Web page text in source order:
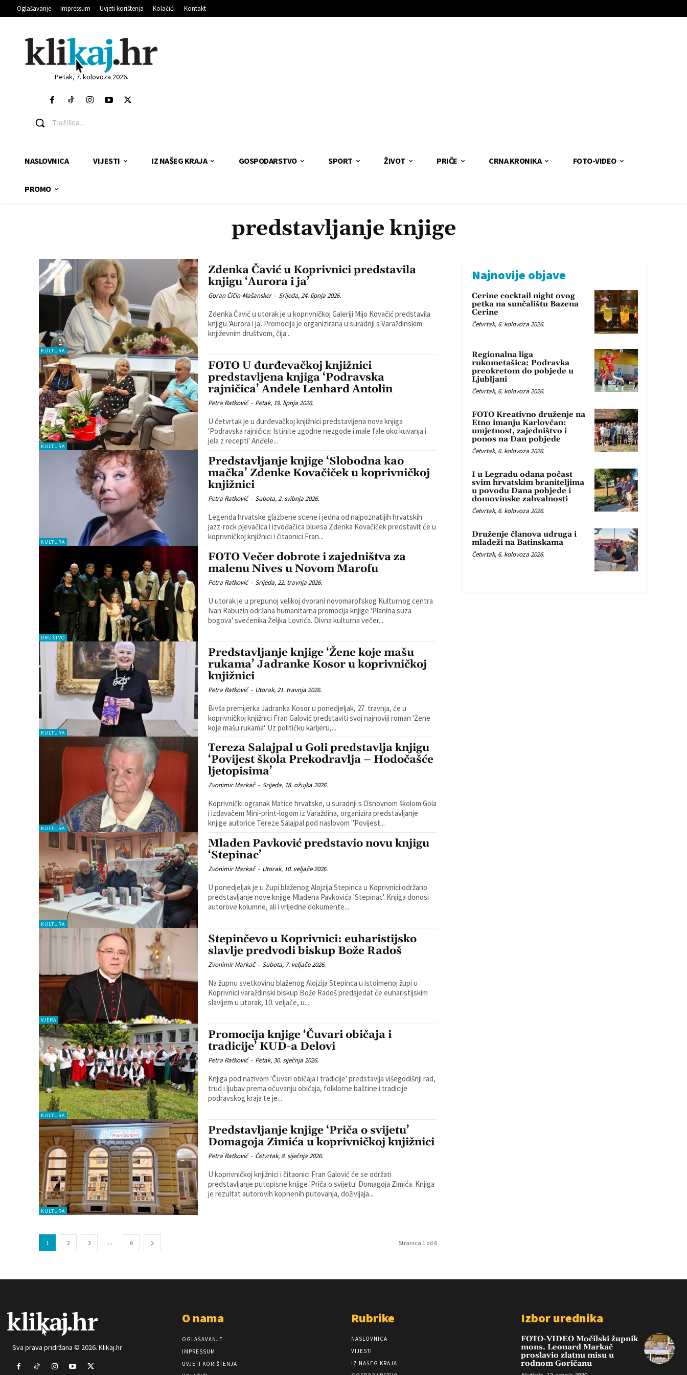
Oglašavanje Impressum Uvjeti korištenja Kolačići Kontakt
Petak, 7. kolovoza 2026.
Tražilica...
NASLOVNICA VIJESTI IZ NAŠEG KRAJA GOSPODARSTVO SPORT ŽIVOT PRIČE CRNA KRONIKA FOTO-VIDEO
PROMO
predstavljanje knjige
KULTURA
Zdenka Čavić u Koprivnici predstavila
knjigu ‘Aurora i ja’
Goran Čičin-Mašansker - Srijeda, 24. lipnja 2026.
Zdenka Čavić u utorak je u koprivničkoj Galeriji Mijo Kovačić predstavila
knjigu 'Aurora i ja'. Promocija je organizirana u suradnji s Varaždinskim
književnim društvom, čija...
KULTURA
FOTO U đurđevačkoj knjižnici
predstavljena knjiga ‘Podravska
rajničica’ Anđele Lenhard Antolin
Petra Ratković - Petak, 19. lipnja 2026.
U četvrtak je u đurđevačkoj knjižnici predstavljena nova knjiga
'Podravska rajničica: Istinite zgodne nezgode i male fale oko kuvanja i
jela z recepti' Anđele...
KULTURA
Predstavljanje knjige ‘Slobodna kao
mačka’ Zdenke Kovačiček u koprivničkoj
knjižnici
Petra Ratković - Subota, 2. svibnja 2026.
Legenda hrvatske glazbene scene i jedna od najpoznatijih hrvatskih
jazz-rock pjevačica i izvođačica bluesa Zdenka Kovačiček predstavit će u
koprivničkoj knjižnici i čitaonici Fran...
DRUŠTVO
FOTO Večer dobrote i zajedništva za
malenu Nives u Novom Marofu
Petra Ratković - Srijeda, 22. travnja 2026.
U utorak je u prepunoj velikoj dvorani novomarofskog Kulturnog centra
Ivan Rabuzin održana humanitarna promocija knjige 'Planina suza
bogova' svećenika Željka Lovrića. Divna kulturna večer...
KULTURA
Predstavljanje knjige ‘Žene koje mašu
rukama’ Jadranke Kosor u koprivničkoj
knjižnici
Petra Ratković - Utorak, 21. travnja 2026.
Bivša premijerka Jadranka Kosor u ponedjeljak, 27. travnja, će u
koprivničkoj knjižnici Fran Galović predstaviti svoj najnoviji roman 'Žene
koje mašu rukama'. Uz političku karijeru,...
KULTURA
Tereza Salajpal u Goli predstavlja knjigu
‘Povijest škola Prekodravlja – Hodočašće
ljetopisima’
Zvonimir Markač - Srijeda, 18. ožujka 2026.
Koprivnički ogranak Matice hrvatske, u suradnji s Osnovnom školom Gola
i izdavačem Mini-print-logom iz Varaždina, organizira predstavljanje
knjige autorice Tereze Salajpal pod naslovom "Povijest...
KULTURA
Mladen Pavković predstavio novu knjigu
‘Stepinac’
Zvonimir Markač - Utorak, 10. veljače 2026.
U ponedjeljak je u Župi blaženog Alojzija Stepinca u Koprivnici održano
predstavljanje nove knjige Mladena Pavkovića 'Stepinac'. Knjiga donosi
autorove kolumne, ali i vrijedne dokumente...
VJERA
Stepinčevo u Koprivnici: euharistijsko
slavlje predvodi biskup Bože Radoš
Zvonimir Markač - Subota, 7. veljače 2026.
Na župnu svetkovinu blaženog Alojzija Stepinca u istoimenoj župi u
Koprivnici varaždinski biskup Bože Radoš predsjedat će euharistijskim
slavljem u utorak, 10. veljače, u...
KULTURA
Promocija knjige ‘Čuvari običaja i
tradicije’ KUD-a Delovi
Petra Ratković - Petak, 30. siječnja 2026.
Knjiga pod nazivom 'Čuvari običaja i tradicije' predstavlja višegodišnji rad,
trud i ljubav prema očuvanju običaja, folklorne baštine i tradicije
podravskog kraja te je...
KULTURA
Predstavljanje knjige ‘Priča o svijetu’
Domagoja Zimića u koprivničkoj knjižnici
Petra Ratković - Četvrtak, 8. siječnja 2026.
U koprivničkoj knjižnici i čitaonici Fran Galović će se održati
predstavljanje putopisne knjige 'Priča o svijetu' Domagoja Zimića. Knjiga
je rezultat autorovih kopnenih putovanja, doživljaja...
1 2 3 ... 6 Stranica 1 od 6
Najnovije objave
Cerine cocktail night ovog
petka na sunčalištu Bazena
Cerine
Četvrtak, 6. kolovoza 2026.
Regionalna liga
rukometašica: Podravka
preokretom do pobjede u
Ljubljani
Četvrtak, 6. kolovoza 2026.
FOTO Kreativno druženje na
Etno imanju Karlovčan:
umjetnost, zajedništvo i
ponos na Dan pobjede
Četvrtak, 6. kolovoza 2026.
I u Legradu odana počast
svim hrvatskim braniteljima
u povodu Dana pobjede i
domovinske zahvalnosti
Četvrtak, 6. kolovoza 2026.
Druženje članova udruga i
mladeži na Batinskama
Četvrtak, 6. kolovoza 2026.
Sva prava pridržana © 2026. Klikaj.hr
O nama
OGLAŠAVANJE
IMPRESSUM
UVJETI KORIŠTENJA
Rubrike
NASLOVNICA
VIJESTI
IZ NAŠEG KRAJA
Izbor urednika
FOTO-VIDEO Močilski župnik
mons. Leonard Markač
proslavio zlatnu misu u
rodnom Goričanu